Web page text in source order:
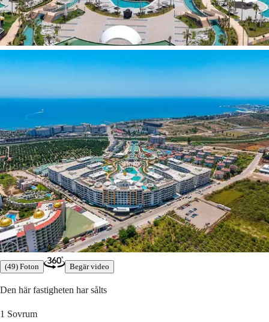
(49) Foton Begär video
Den här fastigheten har sålts
1 Sovrum